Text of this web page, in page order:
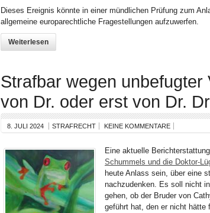
Dieses Ereignis könnte in einer mündlichen Prüfung zum
allgemeine europarechtliche Fragestellungen aufzuwerfen.
Weiterlesen
Strafbar wegen unbefugter
von Dr. oder erst von Dr.
8. JULI 2024 STRAFRECHT KEINE KOMMENTARE
Eine aktuelle
Schummels und die Doktor-
heute Anlass sein, über eine
nachzudenken. Es soll nicht
gehen, ob der Bruder von
geführt hat, den er nicht hätte